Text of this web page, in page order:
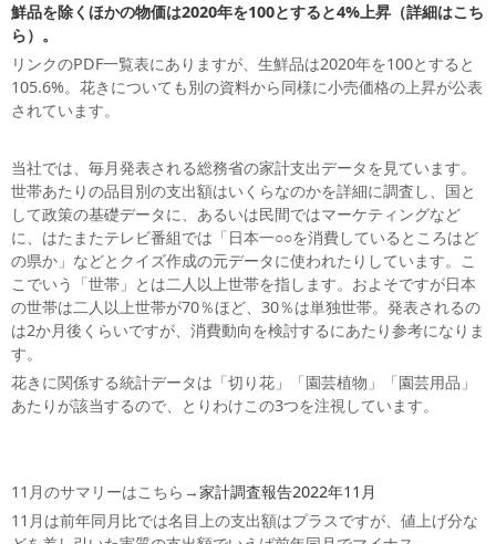
鮮品を除くほかの物価は2020年を100とすると4%上昇（詳細はこち
ら）。
リンクのPDF一覧表にありますが、生鮮品は2020年を100とすると
105.6%。花きについても別の資料から同様に小売価格の上昇が公表
されています。
当社では、毎月発表される総務省の家計支出データを見ています。
世帯あたりの品目別の支出額はいくらなのかを詳細に調査し、国と
して政策の基礎データに、あるいは民間ではマーケティングなど
に、はたまたテレビ番組では「日本一○○を消費しているところはど
の県か」などとクイズ作成の元データに使われたりしています。こ
こでいう「世帯」とは二人以上世帯を指します。およそですが日本
の世帯は二人以上世帯が70％ほど、30％は単独世帯。発表されるの
は2か月後くらいですが、消費動向を検討するにあたり参考になりま
す。
花きに関係する統計データは「切り花」「園芸植物」「園芸用品」
あたりが該当するので、とりわけこの3つを注視しています。
11月のサマリーはこちら→家計調査報告2022年11月
11月は前年同月比では名目上の支出額はプラスですが、値上げ分な